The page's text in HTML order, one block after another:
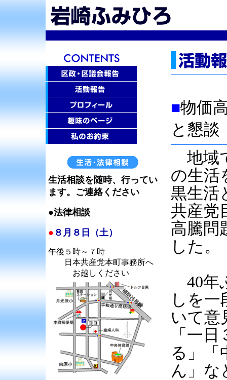
生活相談を随時、行ってい
ます。ご連絡ください
●法律相談
● ８月８日（土）
午後５時～７時
日本共産党本町事務所へ
お越しください
■物価
と懇談
地域
の生活
黒生活
共産党
高騰問
した。
40年
しを
いて意
「一
る」「
ん」な